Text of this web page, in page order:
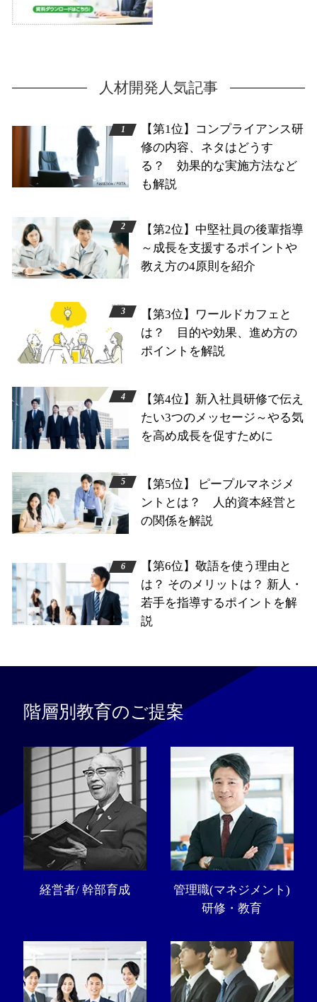
人材開発人気記事
【第1位】コンプライアンス研
修の内容、ネタはどうす
る？ 効果的な実施方法など
も解説
【第2位】中堅社員の後輩指導
～成長を支援するポイントや
教え方の4原則を紹介
【第3位】ワールドカフェと
は？ 目的や効果、進め方の
ポイントを解説
【第4位】新入社員研修で伝え
たい3つのメッセージ～やる気
を高め成長を促すために
【第5位】 ピープルマネジメ
ントとは？ 人的資本経営と
の関係を解説
【第6位】敬語を使う理由と
は？ そのメリットは？ 新人・
若手を指導するポイントを解
説
階層別教育のご提案
経営者/ 幹部育成
管理職(マネジメント)
研修・教育